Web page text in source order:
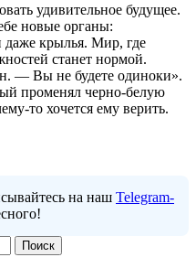
удивительное будущее.
новые органы:
даже крылья. Мир, где
станет нормой.
— Вы не будете одиноки».
променял черно-белую
то хочется ему верить.
на наш Telegram-